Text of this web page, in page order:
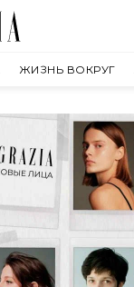
ЖИЗНЬ ВОКРУГ